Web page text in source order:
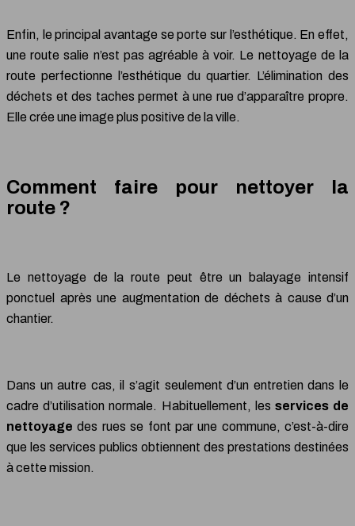
Enfin, le principal avantage se porte sur l’esthétique. En effet,
une route salie n’est pas agréable à voir. Le nettoyage de la
route perfectionne l’esthétique du quartier. L’élimination des
déchets et des taches permet à une rue d’apparaître propre.
Elle crée une image plus positive de la ville.
Comment faire pour nettoyer la
route ?
Le nettoyage de la route peut être un balayage intensif
ponctuel après une augmentation de déchets à cause d’un
chantier.
Dans un autre cas, il s’agit seulement d’un entretien dans le
cadre d’utilisation normale. Habituellement, les services de
nettoyage des rues se font par une commune, c’est-à-dire
que les services publics obtiennent des prestations destinées
à cette mission.